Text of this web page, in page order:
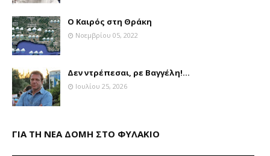
Ο Καιρός στη Θράκη
Νοεμβρίου 05, 2022
Δεν ντρέπεσαι, ρε Βαγγέλη!...
Ιουλίου 25, 2026
ΓΙΑ ΤΗ ΝΕΑ ΔΟΜΗ ΣΤΟ ΦΥΛΑΚΙΟ